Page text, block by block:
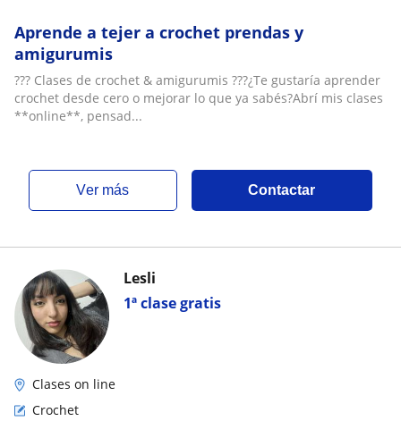
Aprende a tejer a crochet prendas y
amigurumis
??? Clases de crochet & amigurumis ???¿Te gustaría aprender
crochet desde cero o mejorar lo que ya sabés?Abrí mis clases
**online**, pensad...
ver más Contactar
1ª clase gratis
Lesli
Clases on line
Crochet